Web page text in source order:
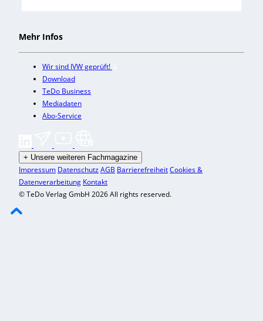
Mehr Infos
Wir sind IVW geprüft!
Download
TeDo Business
Mediadaten
Abo-Service
+ Unsere weiteren Fachmagazine
Impressum DatenschutzAGB BarrierefreiheitCookies &
Datenverarbeitung Kontakt
© TeDo Verlag GmbH 2026 All rights reserved.